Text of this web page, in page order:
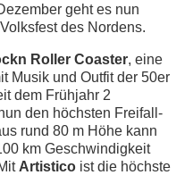
geht es nun
des Nordens.
Roller Coaster, eine
Musik und Outfit der 50er
dem Frühjahr 2
den höchsten Freifall-
rund 80 m Höhe kann
km Geschwindigkeit
Artistico ist die höchste